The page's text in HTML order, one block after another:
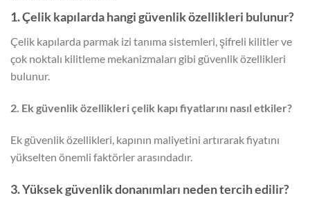
1. Çelik kapılarda hangi güvenlik özellikleri bulunur?
Çelik kapılarda parmak izi tanıma sistemleri, şifreli kilitler ve
çok noktalı kilitleme mekanizmaları gibi güvenlik özellikleri
bulunur.
2. Ek güvenlik özellikleri çelik kapı fiyatlarını nasıl etkiler?
Ek güvenlik özellikleri, kapının maliyetini artırarak fiyatını
yükselten önemli faktörler arasındadır.
3. Yüksek güvenlik donanımları neden tercih edilir?